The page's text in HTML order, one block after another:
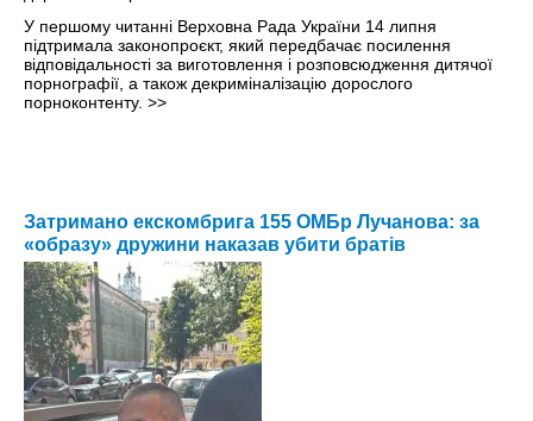
У першому читанні Верховна Рада України 14 липня
підтримала законопроєкт, який передбачає посилення
відповідальності за виготовлення і розповсюдження дитячої
порнографії, а також декриміналізацію дорослого
порноконтенту. >>
Затримано екскомбрига 155 ОМБр Лучанова: за
«образу» дружини наказав убити братів